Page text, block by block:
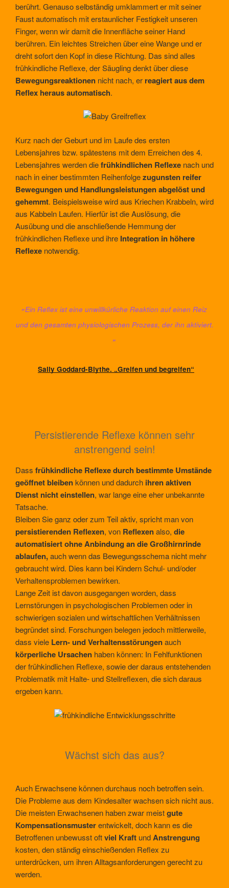
berührt. Genauso selbständig umklammert er mit seiner
Faust automatisch mit erstaunlicher Festigkeit unseren
Finger, wenn wir damit die Innenfläche seiner Hand
berühren. Ein leichtes Streichen über eine Wange und er
dreht sofort den Kopf in diese Richtung. Das sind alles
frühkindliche Reflexe, der Säugling denkt über diese
Bewegungsreaktionen nicht nach, er reagiert aus dem
Reflex heraus automatisch.
Kurz nach der Geburt und im Laufe des ersten
Lebensjahres bzw. spätestens mit dem Erreichen des 4.
Lebensjahres werden diefrühkindlichen Reflexe nach und
nach in einer bestimmten Reihenfolgezugunsten reifer
Bewegungen und Handlungsleistungen abgelöst und
gehemmt. Beispielsweise wird aus Kriechen Krabbeln, wird
aus Kabbeln Laufen. Hierfür ist die Auslösung, die
Ausübung und die anschließende Hemmung der
frühkindlichen Reflexe und ihre Integration in höhere
Reflexe notwendig.
„Ein Reflex ist eine unwillkürliche Reaktion auf einen Reiz
und den gesamten physiologischen Prozess, der ihn aktiviert.
„
Sally Goddard-Blythe. „Greifen und begreifen“
Persistierende Reflexe können sehr
anstrengend sein!
Dass frühkindliche Reflexe durch bestimmte Umstände
geöffnet bleibenkönnen und dadurch ihren aktiven
Dienst nicht einstellen, war lange eine eher unbekannte
Tatsache.
Bleiben Sie ganz oder zum Teil aktiv, spricht man von
persistierenden Reflexen, von Reflexenalso, die
automatisiert ohne Anbindung an die Großhirnrinde
ablaufen,auch wenn das Bewegungsschema nicht mehr
gebraucht wird. Dies kann bei Kindern Schul- und/oder
Verhaltensproblemen bewirken.
Lange Zeit ist davon ausgegangen worden, dass
Lernstörungen in psychologischen Problemen oder in
schwierigen sozialen und wirtschaftlichen Verhältnissen
begründet sind. Forschungen belegen jedoch mittlerweile,
dass viele Lern- und Verhaltensstörungenauch
körperliche Ursachen haben können: In Fehlfunktionen
der frühkindlichen Reflexe, sowie der daraus entstehenden
Problematik mit Halte- und Stellreflexen, die sich daraus
ergeben kann.
Wächst sich das aus?
Auch Erwachsene können durchaus noch betroffen sein.
Die Probleme aus dem Kindesalter wachsen sich nicht aus.
Die meisten Erwachsenen haben zwar meistgute
Kompensationsmusterentwickelt, doch kann es die
Betroffenen unbewusst oftviel Kraft undAnstrengung
kosten, den ständig einschießenden Reflex zu
unterdrücken, um ihren Alltagsanforderungen gerecht zu
werden.